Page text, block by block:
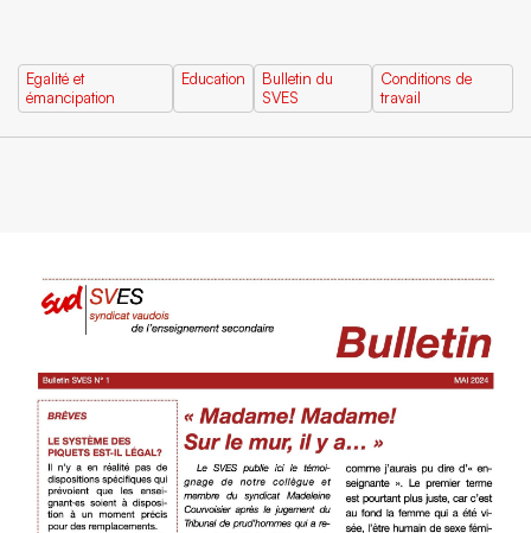
Egalité et
émancipation
Education
Bulletin du
SVES
Conditions de
travail